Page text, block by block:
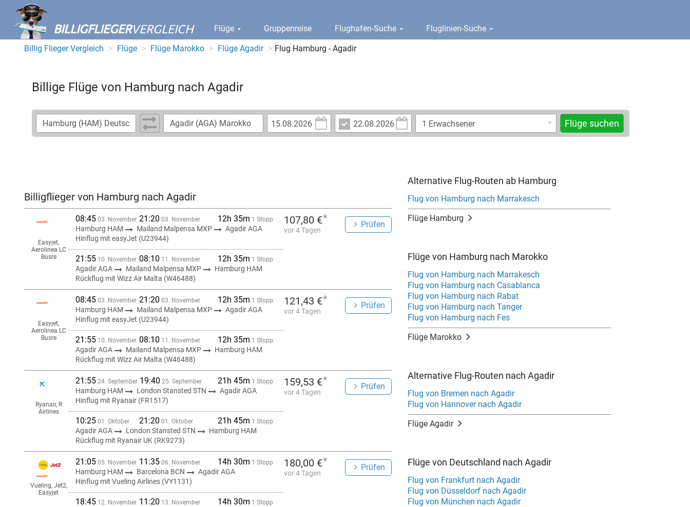
BILLIGFLIEGERVERGLEICH Flüge Gruppenreise Flughafen-Suche Fluglinien-Suche
Billig Flieger Vergleich Flüge Flüge Marokko Flüge Agadir Flug Hamburg - Agadir
Billige Flüge von Hamburg nach Agadir
Flüge suchen
Billigflieger von Hamburg nach Agadir
08:45 03. November 21:20 03. November 12h 35m 1 Stopp
Hamburg HAM Mailand Malpensa MXP
Agadir AGA
Hinflug mit easyJet (U23944)
21:55 10. November 08:10 11. November 12h 35m 1 Stopp
Agadir AGA Mailand Malpensa MXP
Hamburg HAM
Rückflug mit Wizz Air Malta (W46488)
Easyjet,
Aerolinea LC
Busre
107,80 €*
vor 4 Tagen
Prüfen
08:45 03. November 21:20 03. November 12h 35m 1 Stopp
Hamburg HAM Mailand Malpensa MXP
Agadir AGA
Hinflug mit easyJet (U23944)
21:55 10. November 08:10 11. November 12h 35m 1 Stopp
Agadir AGA Mailand Malpensa MXP
Hamburg HAM
Rückflug mit Wizz Air Malta (W46488)
Easyjet,
Aerolinea LC
Busre
121,43 €*
vor 4 Tagen
Prüfen
21:55 24. September 19:40 25. September 21h 45m 1 Stopp
Hamburg HAM London Stansted STN
Agadir AGA
Hinflug mit Ryanair (FR1517)
10:25 01. Oktober 21:20 01. Oktober 21h 45m 1 Stopp
Agadir AGA London Stansted STN
Hamburg HAM
Rückflug mit Ryanair UK (RK9273)
Ryanair, R
Airlines
159,53 €*
vor 4 Tagen
Prüfen
21:05 05. November 11:35 06. November 14h 30m 1 Stopp
Hamburg HAM Barcelona BCN
Agadir AGA
Hinflug mit Vueling Airlines (VY1131)
18:45 12. November 11:20 13. November 14h 30m 1 Stopp
Vueling, Jet2,
Easyjet
180,00 €*
vor 4 Tagen
Prüfen
Alternative Flug-Routen ab Hamburg
Flug von Hamburg nach Marrakesch
Flüge Hamburg
Flüge von Hamburg nach Marokko
Flug von Hamburg nach Marrakesch
Flug von Hamburg nach Casablanca
Flug von Hamburg nach Rabat
Flug von Hamburg nach Tanger
Flug von Hamburg nach Fes
Flüge Marokko
Alternative Flug-Routen nach Agadir
Flug von Bremen nach Agadir
Flug von Hannover nach Agadir
Flüge Agadir
Flüge von Deutschland nach Agadir
Flug von Frankfurt nach Agadir
Flug von Düsseldorf nach Agadir
Flug von München nach Agadir